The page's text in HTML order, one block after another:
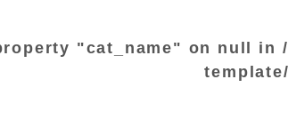
"cat_name" on null in